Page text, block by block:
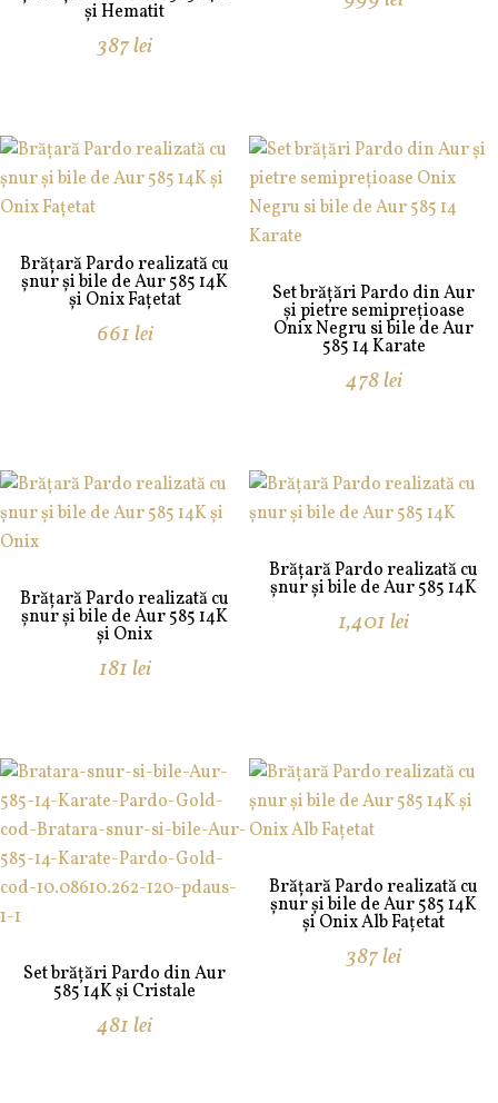
și Hematit
387lei
Brățară Pardo realizată cu
șnur și bile de Aur 585 14K
și Onix Fațetat
661lei
Set brățări Pardo din Aur
și pietre semiprețioase
Onix Negru si bile de Aur
585 14 Karate
478lei
Brățară Pardo realizată cu
șnur și bile de Aur 585 14K
și Onix
181lei
Brățară Pardo realizată cu
șnur și bile de Aur 585 14K
1,401lei
Set brățări Pardo din Aur
585 14K și Cristale
481lei
Brățară Pardo realizată cu
șnur și bile de Aur 585 14K
și Onix Alb Fațetat
387lei